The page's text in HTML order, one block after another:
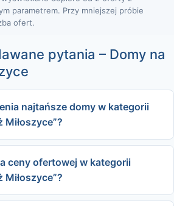
parametrem. Przy mniejszej próbie
ofert.
pytania – Domy na
najtańsze domy w kategorii
Miłoszyce”?
ceny ofertowej w kategorii
Miłoszyce”?